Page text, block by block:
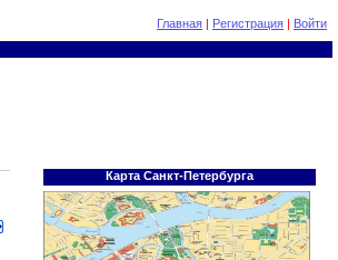
Главная | Регистрация | Войти
Карта Санкт-Петербурга